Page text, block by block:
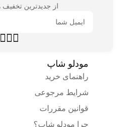
از جدیدترین تخفیف
راهنمای خرید
شرایط مرجوعی
قوانین مقررات
چرا مودلو شاپ؟